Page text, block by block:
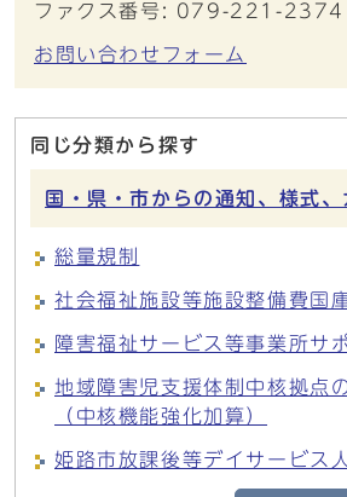
ファクス番号: 079-221-2374
お問い合わせフォーム
同じ分類から探す
国・県・市からの通知、様式
総量規制
社会福祉施設等施設整備費国
障害福祉サービス等事業所サ
地域障害児支援体制中核拠点
（中核機能強化加算）
姫路市放課後等デイサービス